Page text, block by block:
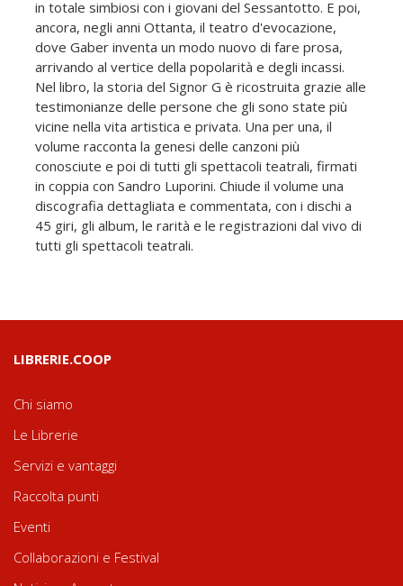
in totale simbiosi con i giovani del Sessantotto. E poi,
ancora, negli anni Ottanta, il teatro d'evocazione,
dove Gaber inventa un modo nuovo di fare prosa,
arrivando al vertice della popolarità e degli incassi.
Nel libro, la storia del Signor G è ricostruita grazie alle
testimonianze delle persone che gli sono state più
vicine nella vita artistica e privata. Una per una, il
volume racconta la genesi delle canzoni più
conosciute e poi di tutti gli spettacoli teatrali, firmati
in coppia con Sandro Luporini. Chiude il volume una
discografia dettagliata e commentata, con i dischi a
45 giri, gli album, le rarità e le registrazioni dal vivo di
tutti gli spettacoli teatrali.
LIBRERIE.COOP
Chi siamo
Le Librerie
Servizi e vantaggi
Raccolta punti
Eventi
Collaborazioni e Festival